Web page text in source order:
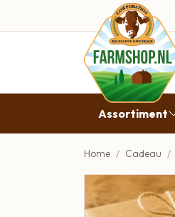
Assortiment
Vlees
Home Cadeau